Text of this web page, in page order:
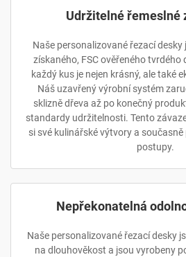
Udržitelné řemeslné
Naše personalizované řezací
získaného, FSC ověřeného tvrdého
každý kus je nejen krásný, ale také
Náš uzavřený výrobní systém
sklizně dřeva až po konečný
standardy udržitelnosti. Tento
si své kulinářské výtvory a
postupy.
Nepřekonatelná
Naše personalizované řezací desky
na dlouhověkost a jsou vyrobeny